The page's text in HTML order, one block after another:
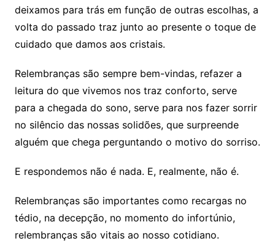
deixamos para trás em função de outras escolhas, a
volta do passado traz junto ao presente o toque de
cuidado que damos aos cristais.
Relembranças são sempre bem-vindas, refazer a
leitura do que vivemos nos traz conforto, serve
para a chegada do sono, serve para nos fazer sorrir
no silêncio das nossas solidões, que surpreende
alguém que chega perguntando o motivo do sorriso.
E respondemos não é nada. E, realmente, não é.
Relembranças são importantes como recargas no
tédio, na decepção, no momento do infortúnio,
relembranças são vitais ao nosso cotidiano.